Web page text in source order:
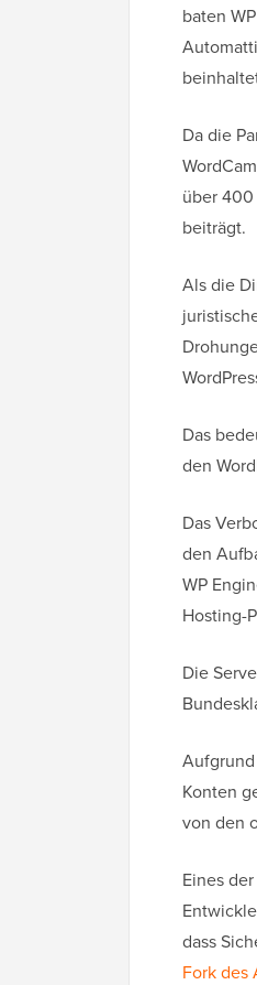
baten
Da die
über
beiträgt.
Als die
Das
den
Das
den
WP
Hosting-
Die
Aufgrund
Konten
von den
Eines
dass
Fork des